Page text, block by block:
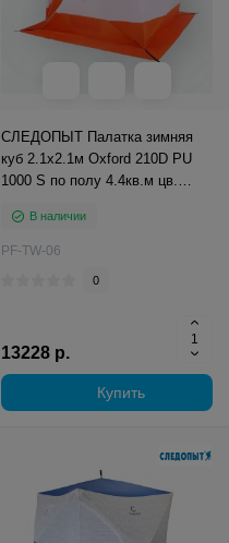
СЛЕДОПЫТ Палатка зимняя
куб 2.1х2.1м Oxford 210D PU
1000 S по полу 4.4кв.м цв.
В наличии
PF-TW-06
0
13228 р.
Купить